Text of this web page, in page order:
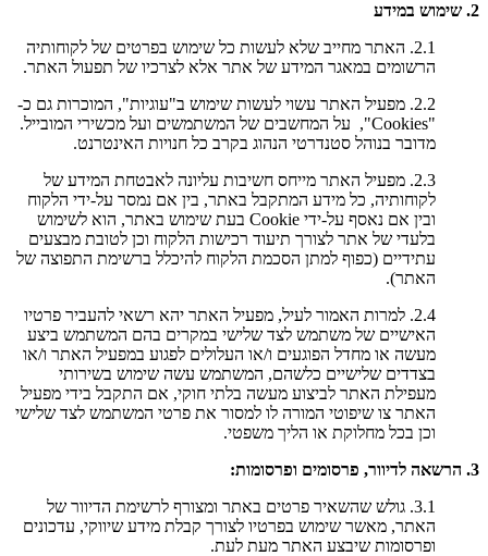
2. שימוש במידע
2.1. האתר מחייב שלא לעשות כל שימוש בפרטים של לקוחותיה
הרשומים במאגר המידע של אתר אלא לצרכיו של תפעול האתר.
2.2. מפעיל האתר עשוי לעשות שימוש ב"עוגיות", המוכרות גם כ-
"Cookies", על המחשבים של המשתמשים ועל מכשירי המובייל.
מדובר בנוהל סטנדרטי הנהוג בקרב כל חנויות האינטרנט.
2.3. מפעיל האתר מייחס חשיבות עליונה לאבטחת המידע של
לקוחותיה, כל מידע המתקבל באתר, בין אם נמסר על-ידי הלקוח
ובין אם נאסף על-ידי Cookie בעת שימוש באתר, הוא לשימוש
בלעדי של אתר לצורך תיעוד רכישות הלקוח וכן לטובת מבצעים
עתידיים (כפוף למתן הסכמת הלקוח להיכלל ברשימת התפוצה של
האתר).
2.4. למרות האמור לעיל, מפעיל האתר יהא רשאי להעביר פרטיו
האישיים של משתמש לצד שלישי במקרים בהם המשתמש ביצע
מעשה או מחדל הפוגעים ו/או העלולים לפגוע במפעיל האתר ו/או
בצדדים שלישיים כלשהם, המשתמש עשה שימוש בשירותי
מעפילת האתר לביצוע מעשה בלתי חוקי, אם התקבל בידי מפעיל
האתר צו שיפוטי המורה לו למסור את פרטי המשתמש לצד שלישי
וכן בכל מחלוקת או הליך משפטי.
3. הרשאה לדיוור, פרסומים ופרסומות:
3.1. גולש שהשאיר פרטים באתר ומצורף לרשימת הדיוור של
האתר, מאשר שימוש בפרטיו לצורך קבלת מידע שיווקי, עדכונים
ופרסומות שיבצע האתר מעת לעת.